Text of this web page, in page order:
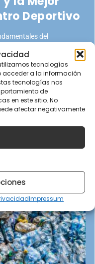
tecnologías
a la información
tecnologías nos
de
en este sitio. No
afectar negativamente
Impressum
Deportivo
del
centros deportivos y
ofrecer agua de